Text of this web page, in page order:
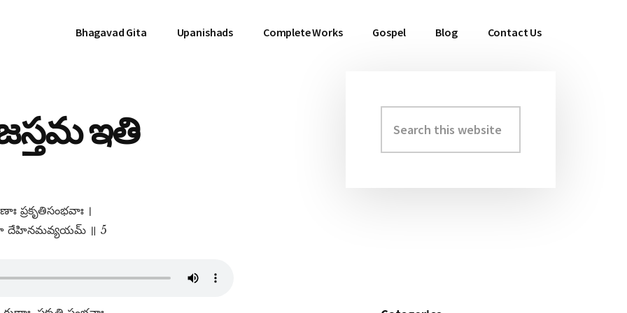
Bhagavad Gita Upanishads Complete Works Gospel Blog Contact Us
ఇతి
ప్రకృతిసంభవాః ।
దేహినమవ్యయమ్​ ॥ 5
Primary
Sidebar
this
website